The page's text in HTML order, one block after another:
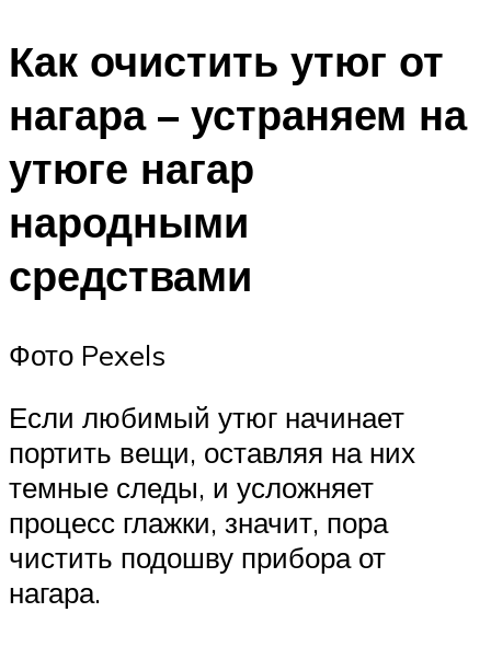
Как очистить утюг от
нагара – устраняем на
утюге нагар
народными
средствами
Фото Pexels
Если любимый утюг начинает
портить вещи, оставляя на них
темные следы, и усложняет
процесс глажки, значит, пора
чистить подошву прибора от
нагара.